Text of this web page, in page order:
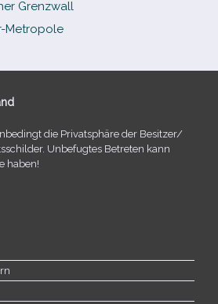
Grenzwall
Metropole
die Privatsphäre der Besitzer/​
Unbefugtes Betreten kann
haben!